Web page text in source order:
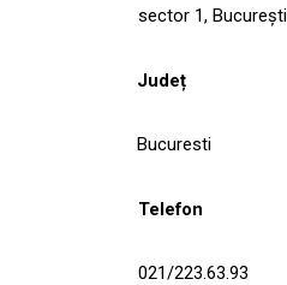
sector 1, București
Județ
Bucuresti
Telefon
021/223.63.93